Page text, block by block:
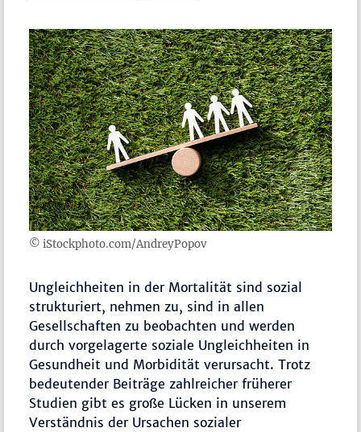
© iStockphoto.com/AndreyPopov
Ungleichheiten in der Mortalität sind sozial
strukturiert, nehmen zu, sind in allen
Gesellschaften zu beobachten und werden
durch vorgelagerte soziale Ungleichheiten in
Gesundheit und Morbidität verursacht. Trotz
bedeutender Beiträge zahlreicher früherer
Studien gibt es große Lücken in unserem
Verständnis der Ursachen sozialer